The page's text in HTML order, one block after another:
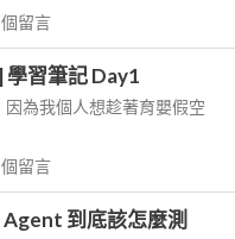
個留言
習筆記 Day1
為我個人想趁著育嬰假空
個留言
到底該怎麼測